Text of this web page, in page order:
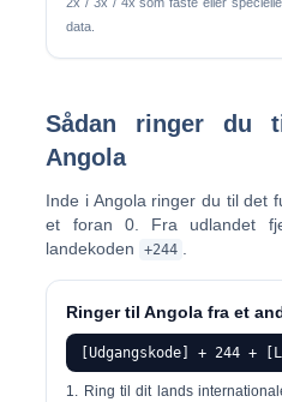
data.
Sådan ringer du
Angola
Inde i Angola ringer du til det
et foran 0. Fra udlandet
landekoden
+244
Ringer til Angola fra et
[Udgangskode] + 244 +
Ring til dit lands